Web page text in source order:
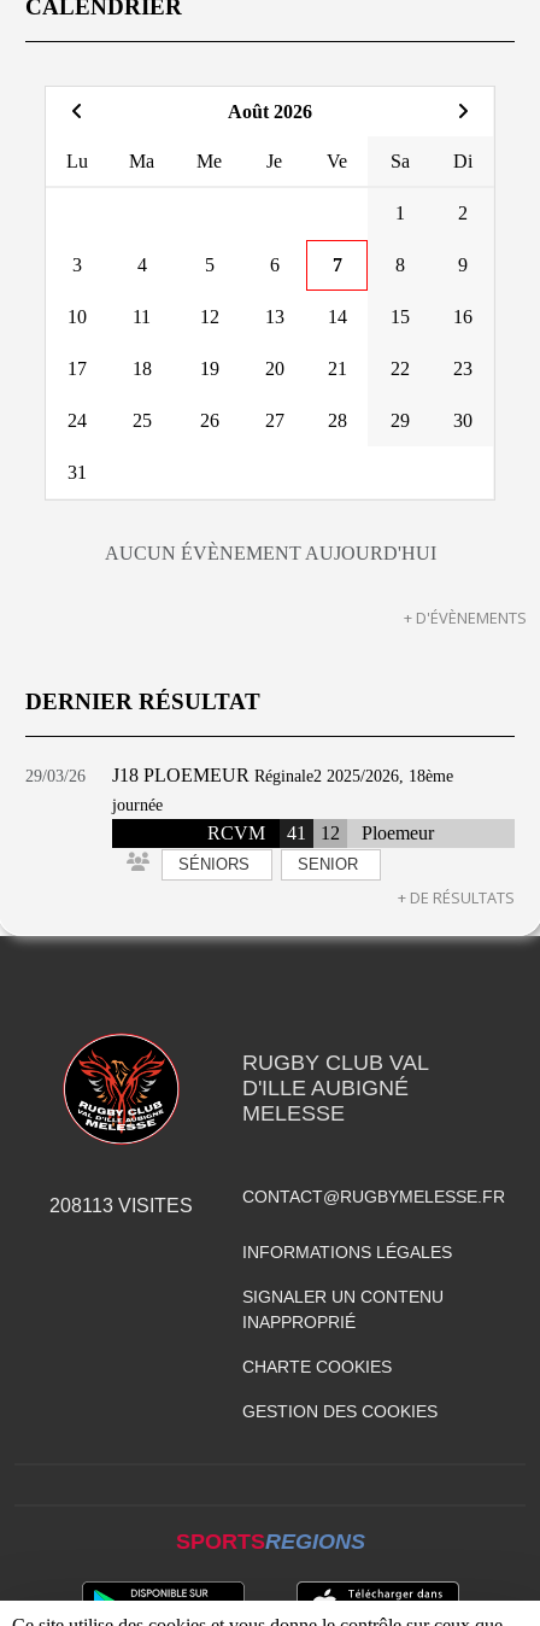
CALENDRIER
Août 2026
Lu Ma Me Je Ve Sa Di
1 2
3 4 5 6 7 8 9
10 11 12 13 14 15 16
17 18 19 20 21 22 23
24 25 26 27 28 29 30
31
AUCUN ÉVÈNEMENT AUJOURD'HUI
+ D'ÉVÈNEMENTS
DERNIER RÉSULTAT
29/03/26 J18 PLOEMEUR Réginale2 2025/2026, 18ème
journée
RCVM 41 12 Ploemeur
SÉNIORS SENIOR
+ DE RÉSULTATS
208113VISITES
RUGBY CLUB VAL
D'ILLE AUBIGNÉ
MELESSE
CONTACT@RUGBYMELESSE.FR
INFORMATIONS LÉGALES
SIGNALER UN CONTENU
INAPPROPRIÉ
CHARTE COOKIES
GESTION DES COOKIES
SPORTSREGIONS